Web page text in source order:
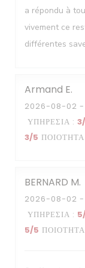
a répondu à
vivement ce
différentes
Armand E
2026-08-02
ΥΠΗΡΕΣΊΑ : 3
3/5
BERNARD M
2026-08-02
ΥΠΗΡΕΣΊΑ : 5
5/5